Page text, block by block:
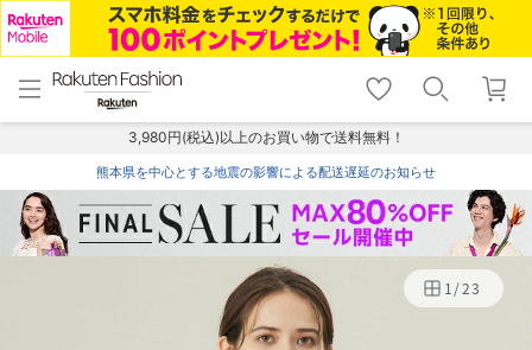
menu home
トップ
shopping_cart lock_outline
ログイン
3,980円(税込)以上のお買い物で送料無料！
熊本県を中心とする地震の影響による配送遅延のお知らせ
1/23